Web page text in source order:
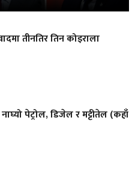
तीनतिर तिन कोइराला
पेट्रोल, डिजेल र मट्टीतेल (कहाँ